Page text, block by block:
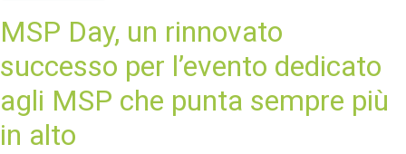
MSP Day, un rinnovato
successo per l’evento dedicato
agli MSP che punta sempre più
in alto